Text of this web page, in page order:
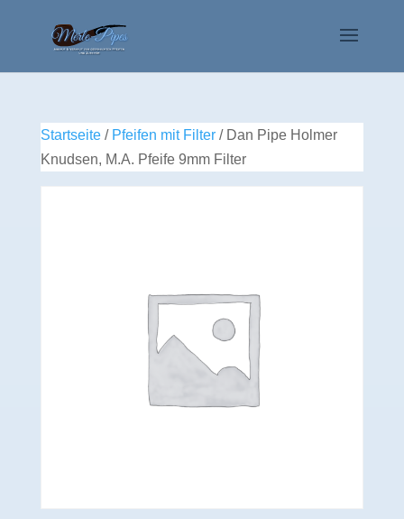
Startseite/ Pfeifen mit Filter/ Dan Pipe Holmer
Knudsen, M.A. Pfeife 9mm Filter